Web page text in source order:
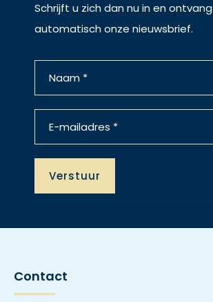
Schrijft u zich dan nu in en ontvang
automatisch onze nieuwsbrief.
Contact